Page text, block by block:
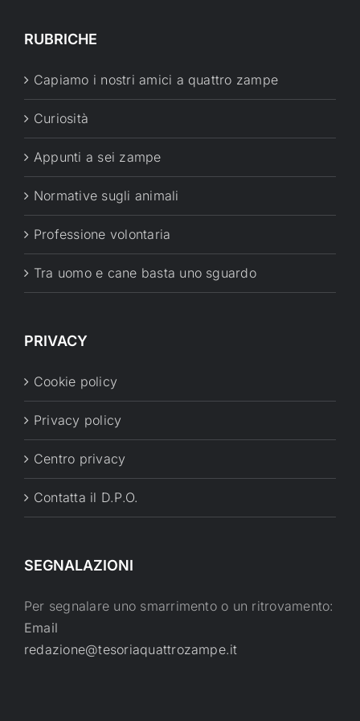
RUBRICHE
Capiamo i nostri amici a quattro zampe
Curiosità
Appunti a sei zampe
Normative sugli animali
Professione volontaria
Tra uomo e cane basta uno sguardo
PRIVACY
Cookie policy
Privacy policy
Centro privacy
Contatta il D.P.O.
SEGNALAZIONI
Per segnalare uno smarrimento o un ritrovamento:
Email
redazione@tesoriaquattrozampe.it